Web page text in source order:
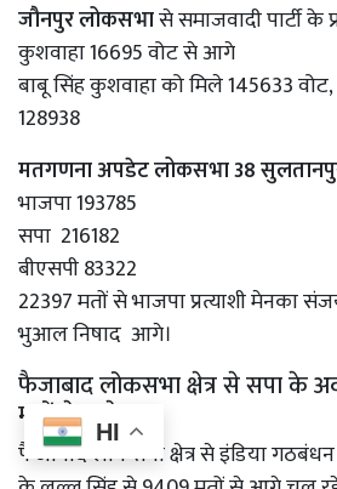
HI
जौनपुर लोकसभासे समाजवादी पार्टी के
कुशवाहा 16695 वोट से आगे
बाबू सिंह कुशवाहा को मिले 145633
128938
मतगणना अपडेट लोकसभा 38
भाजपा 193785
सपा 216182
बीएसपी 83322
22397 मतों से भाजपा प्रत्याशी मेनका
भुआल निषाद आगे।
फैजाबाद लोकसभा क्षेत्र से सपा के
मतों से आगे
फैजाबाद लोकसभा क्षेत्र से इंडिया गठबंधन